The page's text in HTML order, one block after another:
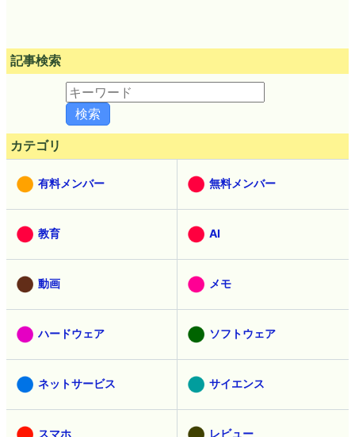
記事検索
カテゴリ
有料メンバー 無料メンバー
教育 AI
動画 メモ
ハードウェア ソフトウェア
ネットサービス サイエンス
スマホ レビュー